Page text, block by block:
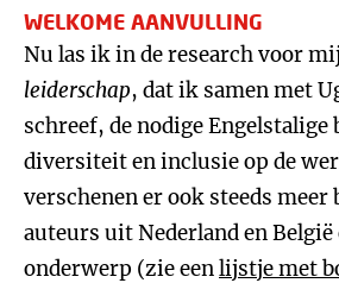
WELKOME AANVULLING
Nu las ik in de research voor
leiderschap, dat ik samen met
schreef, de nodige Engelstalige
diversiteit en inclusie op de
verschenen er ook steeds meer
auteurs uit Nederland en
onderwerp (zie eenlijstje met